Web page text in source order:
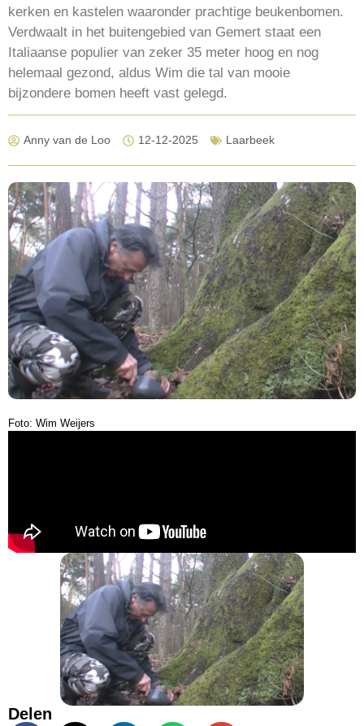
kerken en kastelen waaronder prachtige beukenbomen.
Verdwaalt in het buitengebied van Gemert staat een
Italiaanse populier van zeker 35 meter hoog en nog
helemaal gezond, aldus Wim die tal van mooie
bijzondere bomen heeft vast gelegd.
Anny van de Loo 12-12-2025 Laarbeek
Foto: Wim Weijers
Delen